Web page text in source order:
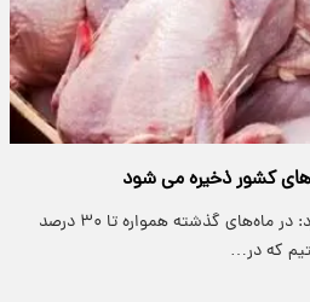
کشور ذخیره می شود
رئیس سازمان دامپزشکی اعلام کرد: در ماه‌های گذشته همواره تا ۳۰ درصد
که در…